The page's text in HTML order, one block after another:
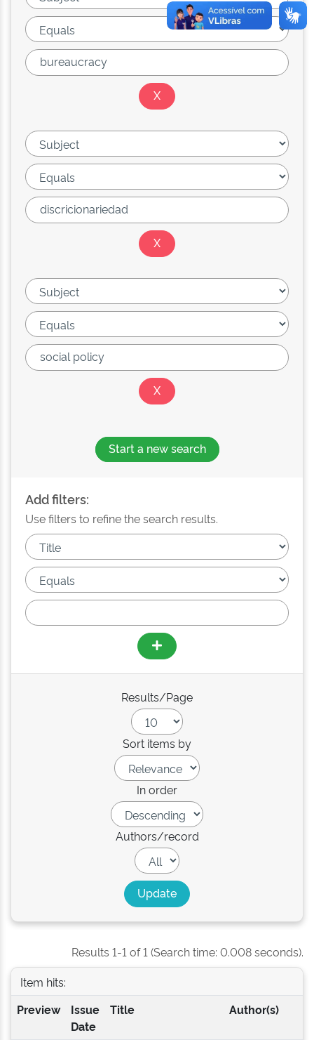
Start a new search
Add filters:
Use filters to refine the search results.
Results/Page
Sort items by
In order
Authors/record
Results 1-1 of 1 (Search time: 0.008 seconds).
Item hits:
Preview
Issue
Date
Title Author(s)